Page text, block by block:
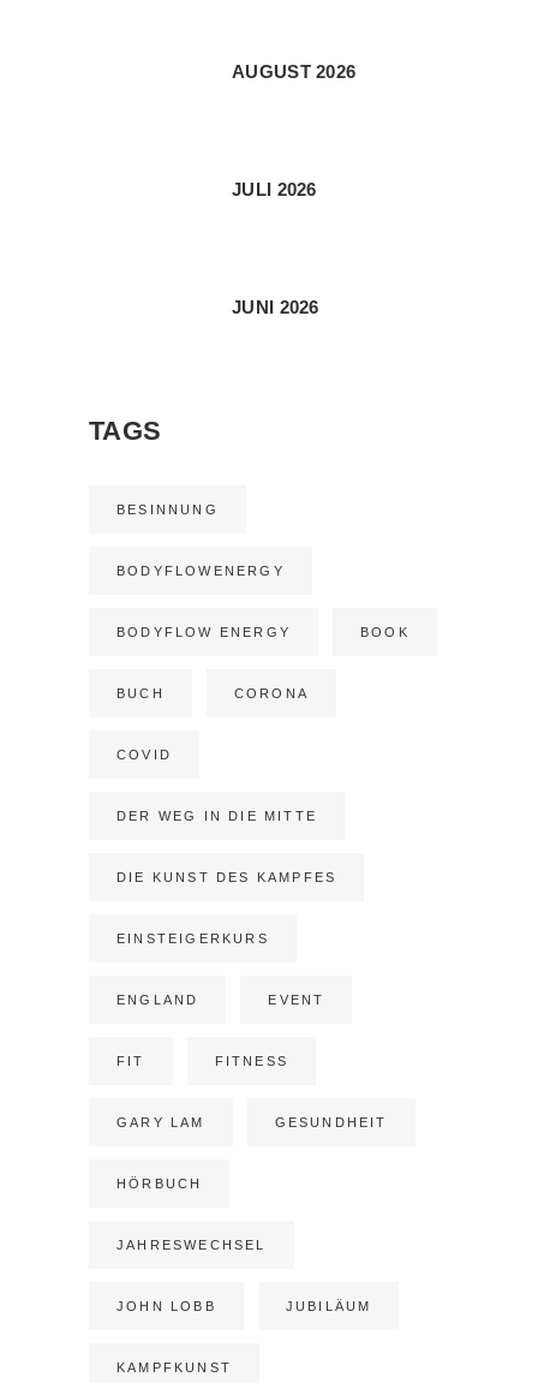
AUGUST 2026
JULI 2026
JUNI 2026
TAGS
BESINNUNG
BODYFLOWENERGY
BODYFLOW ENERGY BOOK
BUCH CORONA
COVID
DER WEG IN DIE MITTE
DIE KUNST DES KAMPFES
EINSTEIGERKURS
ENGLAND EVENT
FIT FITNESS
GARY LAM GESUNDHEIT
HÖRBUCH
JAHRESWECHSEL
JOHN LOBB JUBILÄUM
KAMPFKUNST